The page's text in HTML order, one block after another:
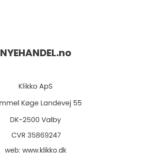
NYEHANDEL.no
web: www.klikko.dk